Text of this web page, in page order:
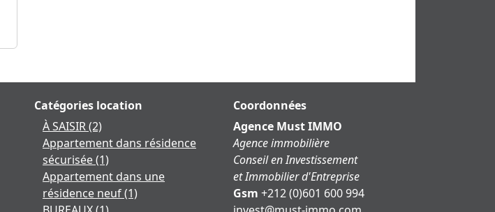
Catégories location
À SAISIR(2)
Appartement dans résidence
sécurisée(1)
Appartement dans une
résidence neuf(1)
Coordonnées
Agence Must IMMO
Agence immobilière
Conseil en Investissement
et Immobilier d'Entreprise
Gsm +212 (0)601 600 994